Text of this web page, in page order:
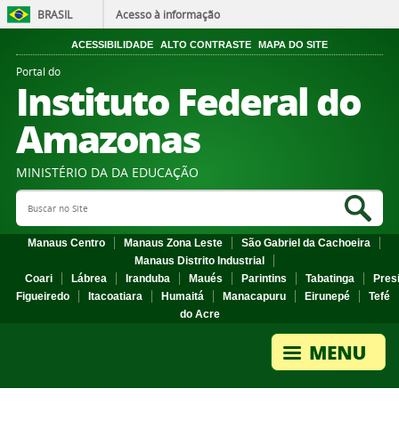
BRASIL Acesso à informação
ACESSIBILIDADE ALTO CONTRASTE MAPA DO SITE
Portal do
Instituto Federal do
Amazonas
MINISTÉRIO DA DA EDUCAÇÃO
Search Site
Manaus Centro Manaus Zona Leste
São Gabriel da Cachoeira
Manaus Distrito Industrial
Coari
Lábrea Iranduba Maués Parintins Tabatinga
Figueiredo
Itacoatiara Humaitá Manacapuru Eirunepé
Tefé
do Acre